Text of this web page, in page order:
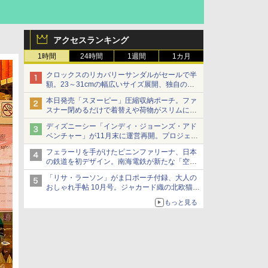
アクセスランキング
1時間 24時間 1週間 1カ月
クロックスのリカバリーサンダルがセールで半
額。23～31cmの幅広いサイズ展開、独自のク
ッション素材を採用
本日発売「スヌーピー」圧縮収納ポーチ。ファ
スナー閉めるだけで着替えや荷物がスリムにま
とまる
ディズニーシー「インディ・ジョーンズ・アド
ベンチャー」が11月末に運営再開。プロジェク
ションマッピングを追加、DPAは1500円
フェラーリを手がけたピニンファリーナ、日本
の鉄道を初デザイン。南海電鉄が新たな「空港
特急」をなにわ筋線へ導入
「リサ・ラーソン」がま口ポーチ付録、大人の
おしゃれ手帖 10月号。ジャカード織の北欧猫デ
もっと見る